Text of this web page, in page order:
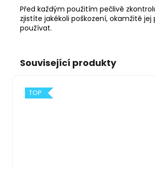
Před každým použitím pečlivě
zjistíte jakékoli poškození, okamžitě
používat.
Související produkty
TOP